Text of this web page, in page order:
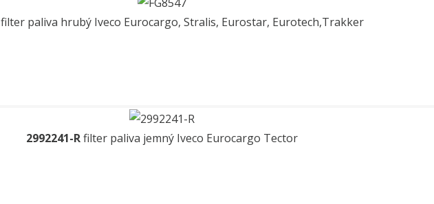
filter paliva hrubý Iveco Eurocargo, Stralis, Eurostar, Eurotech,Trakker
2992241-Rfilter paliva jemný Iveco Eurocargo Tector